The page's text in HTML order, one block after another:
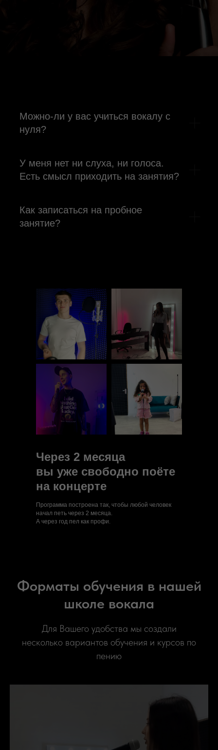
Можно-ли у вас учиться вокалу с
нуля?
У меня нет ни слуха, ни голоса.
Есть смысл приходить на занятия?
Как записаться на пробное
занятие?
Через 2 месяца
вы уже свободно поёте
на концерте
Программа построена так, чтобы любой человек
начал петь через 2 месяца.
А через год пел как профи.
Форматы обучения в нашей
школе вокала
Для Вашего удобства мы создали
несколько вариантов обучения и курсов по
пению